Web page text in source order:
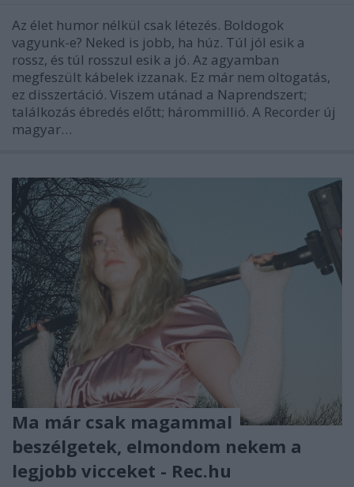
Az élet humor nélkül csak létezés. Boldogok
vagyunk-e? Neked is jobb, ha húz. Túl jól esik a
rossz, és túl rosszul esik a jó. Az agyamban
megfeszült kábelek izzanak. Ez már nem oltogatás,
ez disszertáció. Viszem utánad a Naprendszert;
találkozás ébredés előtt; hárommillió. A Recorder új
magyar…
Ma már csak magammal
beszélgetek, elmondom nekem a
legjobb vicceket - Rec.hu